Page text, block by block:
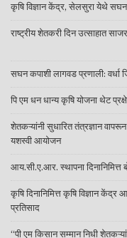
कृषि विज्ञान केंद्र, सेलसुरा येथे सघन
राष्ट्रीय शेतकरी दिन
सघन कपाशी लागवड प्रणाली: वर्धा
पि एम धन धान्य कृषि योजना थेट
शेतकऱ्यांनी सुधारित तंत्रज्ञान
यशस्वी आयोजन
आय.सी.ए.आर. स्थापना दिनानिमित्त
कृषि दिनानिमित्त कृषि विज्ञान केंद्र
प्रतिसाद
“पी एम किसान सम्मान निधी